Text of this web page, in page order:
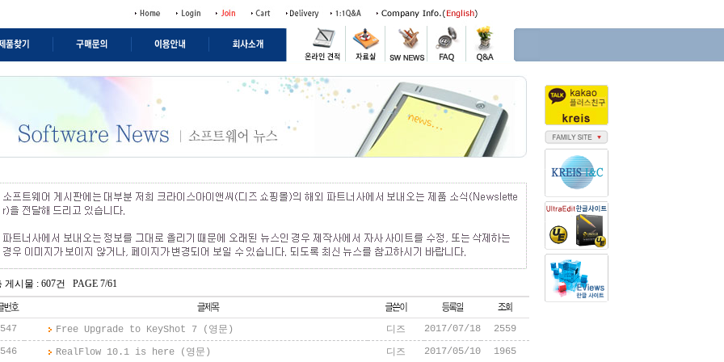
게시물 : 607건 PAGE 7/61
547 Free Upgrade to KeyShot 7 (영문) 디즈 2017/07/18
2559
546
RealFlow 10.1 is here (영문) 디즈 2017/05/10 1965